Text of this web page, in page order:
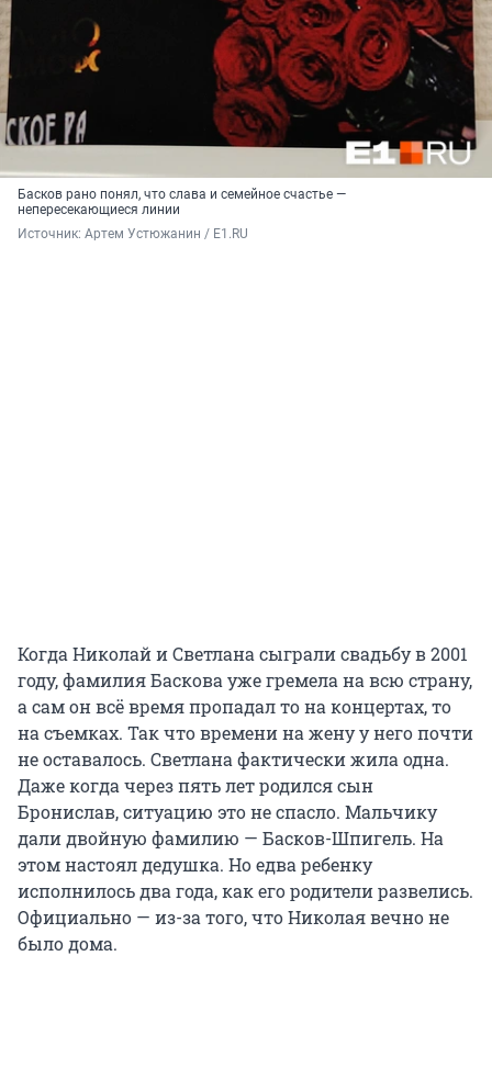
Басков рано понял, что слава и семейное счастье —
непересекающиеся линии
Источник: Артем Устюжанин / E1.RU
Когда Николай и Светлана сыграли свадьбу в 2001
году, фамилия Баскова уже гремела на всю страну,
а сам он всё время пропадал то на концертах, то
на съемках. Так что времени на жену у него почти
не оставалось. Светлана фактически жила одна.
Даже когда через пять лет родился сын
Бронислав, ситуацию это не спасло. Мальчику
дали двойную фамилию — Басков-Шпигель. На
этом настоял дедушка. Но едва ребенку
исполнилось два года, как его родители развелись.
Официально — из-за того, что Николая вечно не
было дома.